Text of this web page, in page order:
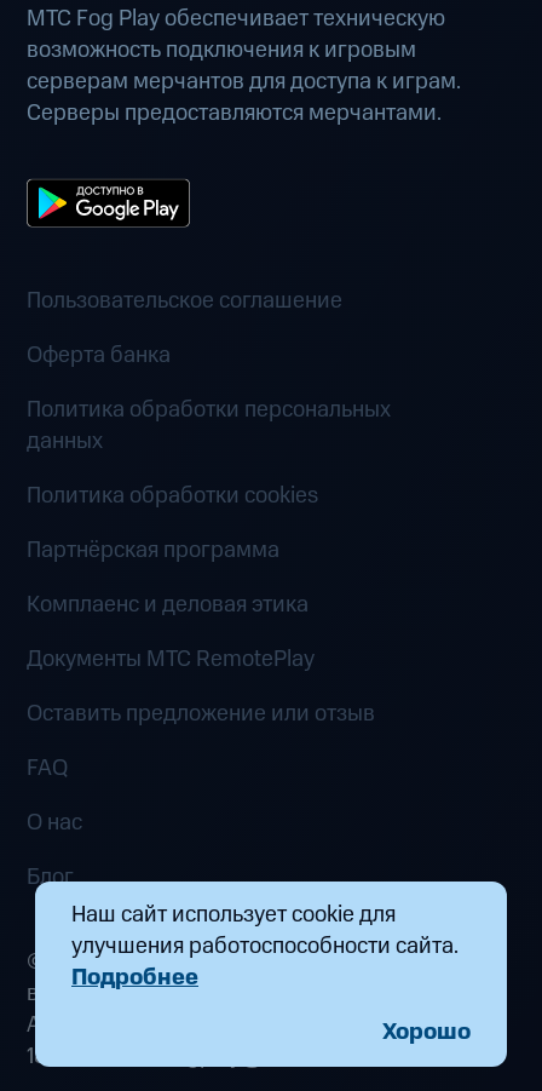
Наш сайт использует cookie для
улучшения работоспособности сайта.
Подробнее
Хорошо
МТС Fog Play обеспечивает техническую
возможность подключения к игровым
серверам мерчантов для доступа к играм.
Серверы предоставляются мерчантами.
Пользовательское соглашение
Оферта банка
Политика обработки персональных
данных
Политика обработки cookies
Партнёрская программа
Комплаенс и деловая этика
Документы MTC RemotePlay
Оставить предложение или отзыв
FAQ
О нас
Блог
© 2026 ООО «Маркетплейс распределенных
вычислений». Все права защищены
Адрес: 115432, г. Москва, пр-кт Андропова, д.
18, к. 9 Почта: